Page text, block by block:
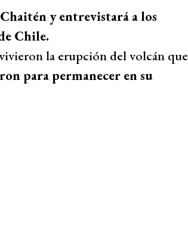
y entrevistará a los
Chile.
la erupción del volcán que
para permanecer en su